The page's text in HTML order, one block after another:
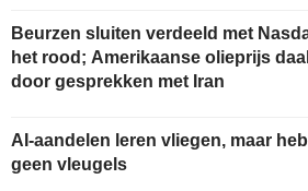
Beurzen sluiten verdeeld met
het rood; Amerikaanse olieprijs
door gesprekken met Iran
AI-aandelen leren vliegen, maar
geen vleugels